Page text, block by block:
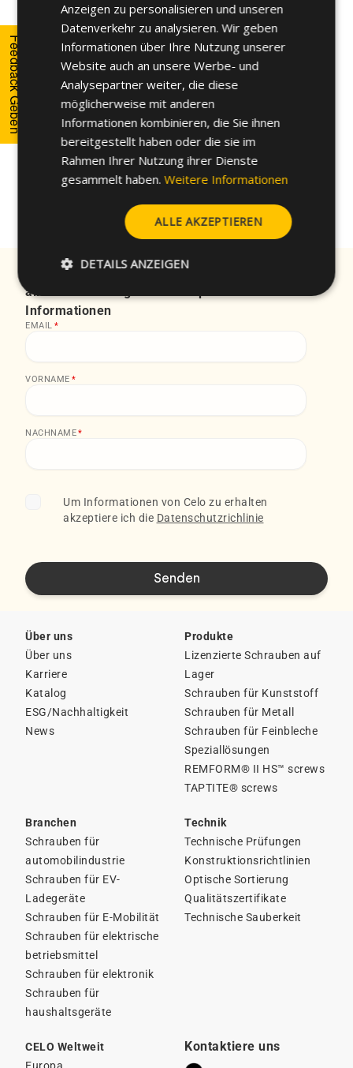
Die Arbeitsgruppen zusammen mit dem Konsortium
sind wesentlich für den kontinuierlichen Fortschritt.
Wir von CELO freuen uns auf das nächste Treffen mit
unseren Partnern der COFME Electric Group.
Abonnieren Sie unseren Newsletter Erhalten Sie
alle unsere Neuigkeiten und praktischen
Informationen
EMAIL *
VORNAME *
NACHNAME*
Um Informationen von Celo zu erhalten
akzeptiere ich die Datenschutzrichlinie
Über uns
Über uns
Karriere
Katalog
ESG/Nachhaltigkeit
News
Produkte
Lizenzierte Schrauben auf
Lager
Schrauben für Kunststoff
Schrauben für Metall
Schrauben für Feinbleche
Speziallösungen
REMFORM® II HS™ screws
TAPTITE® screws
Branchen
Schrauben für
automobilindustrie
Schrauben für EV-
Ladegeräte
Schrauben für E-Mobilität
Schrauben für elektrische
betriebsmittel
Schrauben für elektronik
Schrauben für
haushaltsgeräte
Technik
Technische Prüfungen
Konstruktionsrichtlinien
Optische Sortierung
Qualitätszertifikate
Technische Sauberkeit
CELO Weltweit
Europa
Kontaktiere uns
Feedback Geben GERMAN
Anzeigen zu personalisieren und unseren
Datenverkehr zu analysieren. Wir geben
Informationen über Ihre Nutzung unserer
Website auch an unsere Werbe- und
Analysepartner weiter, die diese
möglicherweise mit anderen
Informationen kombinieren, die Sie ihnen
bereitgestellt haben oder die sie im
Rahmen Ihrer Nutzung ihrer Dienste
gesammelt haben. Weitere Informationen
ALLE AKZEPTIEREN
DETAILS ANZEIGEN